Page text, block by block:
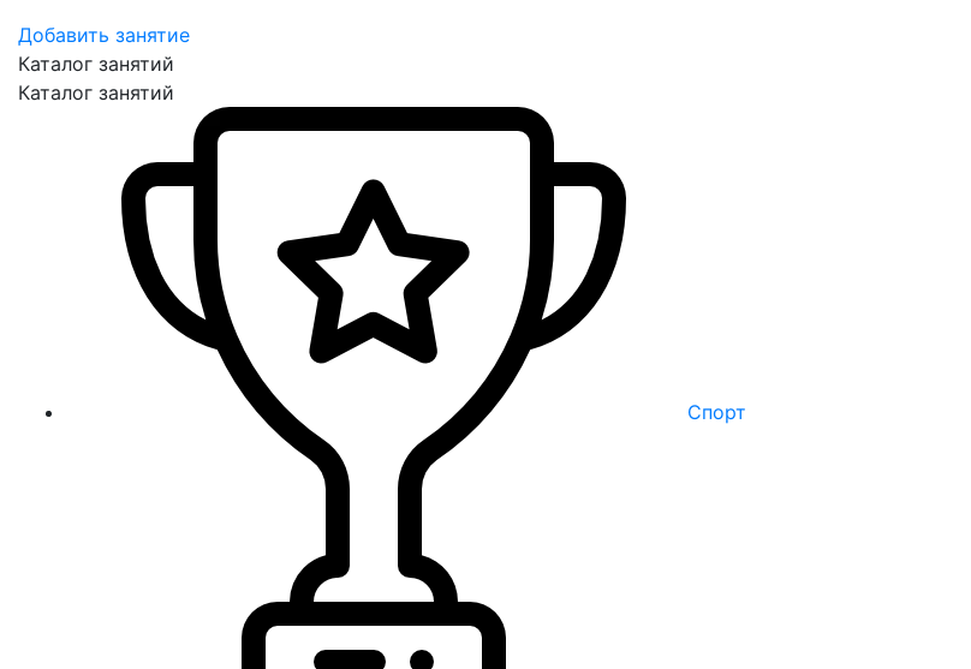
Добавить занятие
Каталог занятий
Каталог занятий
Спорт